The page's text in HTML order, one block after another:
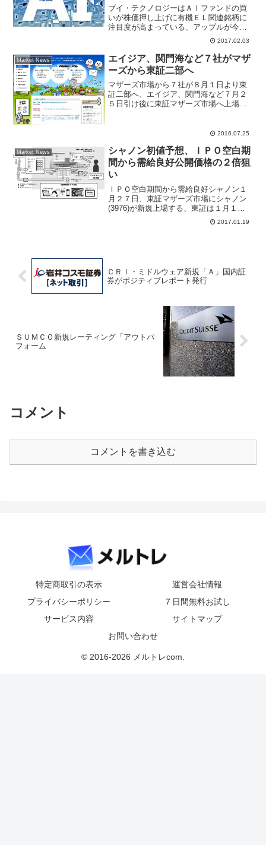
ブイ・テクノロジーはＡＩファンドの買
いが株価押し上げに有機ＥＬ関連銘柄に
注目度が高まっている、アップルが今年
iPhone 初代モデルから発売１０周年とい
うアニバーサリーで、市場関係者は９月
に新モデル発売が期待されている。アッ
プルのこれまで...
2017.02.03
Market News
エイジア、関門海など７社がマザ
ーズから東証二部へ
マザーズ市場から７社が８月１日より東
証二部へ、エイジア、関門海など７月２
５日引け後に東証マザーズ市場へ上場す
証はマザーズ上場後１０年経過すると、
2016.07.25
Market News
シャノン初値予想、ＩＰＯ空白期
間から需給良好公開価格の２倍狙
い
ＩＰＯ空白期間から需給良好シャノン１
月２７日、東証マザーズ市場にシャノン
(3976)が新規上場する、東証は１月１８
日引け後にシャノン公開価格は１５００
円に決定したと発表した。仮条件は１３
2017.01.19
ＣＲＩ・ミドルウェア新規「Ａ」国内証
券がポジティブレポート発行
ＳＵＭＣＯ新規レーティング「アウトパ
フォーム
コメント
コメントを書き込む
特定商取引の表示
運営会社情報
プライバシーポリシー
７日間無料お試し
サービス内容
サイトマップ
お問い合わせ
© 2016-2026 メルトレcom.